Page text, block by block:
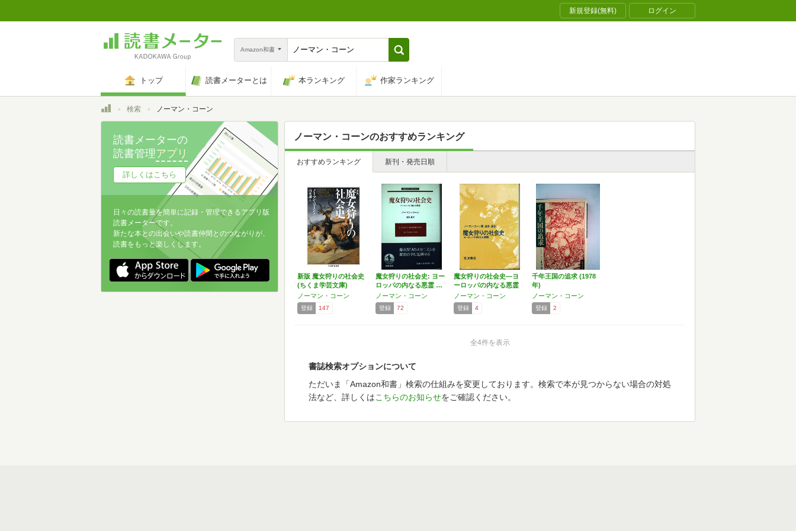
新規登録(無料) ログイン
Amazon和書
トップ 読書メーターとは 本ランキング 作家ランキング
トップ検索 ノーマン・コーン
ノーマン・コーンのおすすめランキング
おすすめランキング 新刊・発売日順
新版 魔女狩りの社会史
(ちくま学芸文庫)
ノーマン・コーン
登録 147
魔女狩りの社会史: ヨー
ロッパの内なる悪霊 …
ノーマン・コーン
登録 72
魔女狩りの社会史―ヨ
ーロッパの内なる悪霊
(…
ノーマン・コーン
登録 4
千年王国の追求 (1978
年)
ノーマン・コーン
登録 2
全4件を表示
書誌検索オプションについて
ただいま「Amazon和書」検索の仕組みを変更しております。検索で本が見つからない場合の対処
法など、詳しくはこちらのお知らせをご確認ください。
読書メーターの
読書管理アプリ
詳しくはこちら
日々の読書量を簡単に記録・管理できるアプリ版
読書メーターです。
新たな本との出会いや読書仲間とのつながりが、
読書をもっと楽しくします。